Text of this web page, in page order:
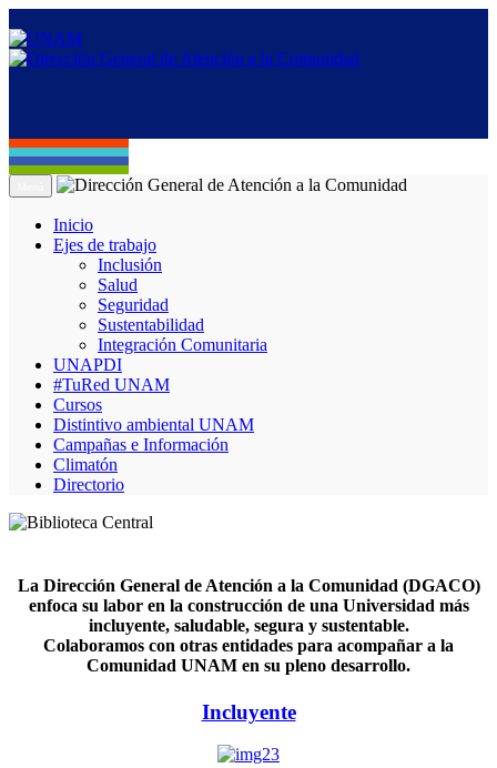
Inicio
Ejes de trabajo
Inclusión
Salud
Seguridad
Sustentabilidad
Integración Comunitaria
UNAPDI
#TuRed UNAM
Cursos
Distintivo ambiental UNAM
Campañas e Información
Climatón
Directorio
La Dirección General de Atención a la Comunidad (DGACO)
enfoca su labor en la construcción de una Universidad más
incluyente, saludable, segura y sustentable.
Colaboramos con otras entidades para acompañar a la
Comunidad UNAM en su pleno desarrollo.
Incluyente